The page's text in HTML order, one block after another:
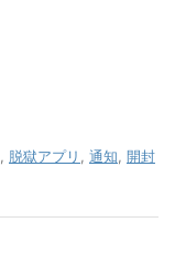
脱獄アプリ 通知 開封